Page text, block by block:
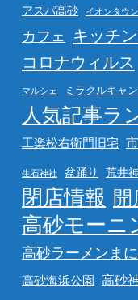
アスパ高砂 イオンタウ
カフェ キッチ
コロナウィルス
マルシェ ミラクルキャ
人気記事ラ
工楽松右衛門旧宅
生石神社 盆踊り 荒井
閉店情報 開
高砂モーニ
高砂ラーメンま
高砂海浜公園 高砂